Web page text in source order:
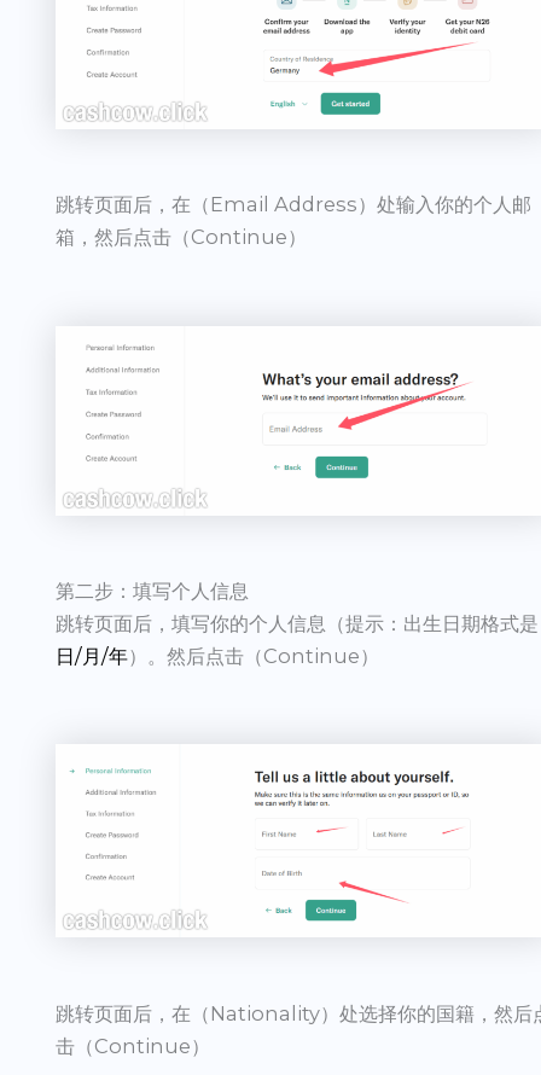
跳转页面后，在（Email Address）处输入你的个人邮
箱，然后点击（Continue）
第二步：填写个人信息
跳转页面后，填写你的个人信息（提示：出生日期格式是
日/月/年）。然后点击（Continue）
跳转页面后，在（Nationality）处选择你的国籍，然后
击（Continue）